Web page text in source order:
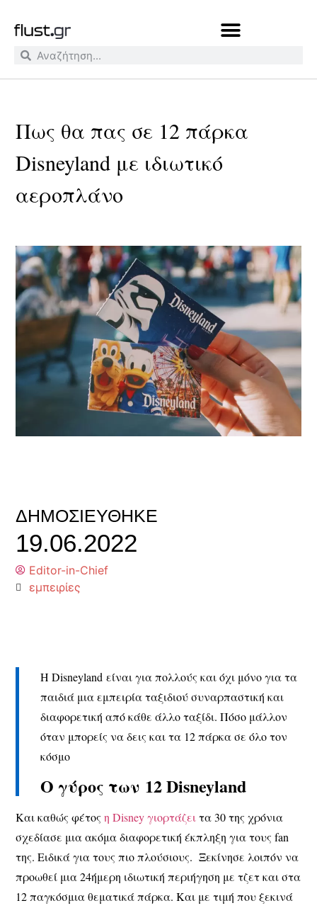
Πως θα πας σε 12 πάρκα
Disneyland με ιδιωτικό
αεροπλάνο
ΔΗΜΟΣΙΕΎΘΗΚΕ
19.06.2022
Editor-in-Chief
εμπειρίες
Η Disneyland είναι για πολλούς και όχι μόνο για τα
παιδιά μια εμπειρία ταξιδιού συναρπαστική και
διαφορετική από κάθε άλλο ταξίδι. Πόσο μάλλον
όταν μπορείς να δεις και τα 12 πάρκα σε όλο τον
κόσμο
Ο γύρος των 12 Disneyland
Και καθώς φέτοςη Disney γιορτάζειτα 30 της χρόνια
σχεδίασε μια ακόμα διαφορετική έκπληξη για τους fan
της. Ειδικά για τους πιο πλούσιους. Ξεκίνησε λοιπόν να
προωθεί μια 24ήμερη ιδιωτική περιήγηση με τζετ και στα
12 παγκόσμια θεματικά πάρκα. Και με τιμή που ξεκινά